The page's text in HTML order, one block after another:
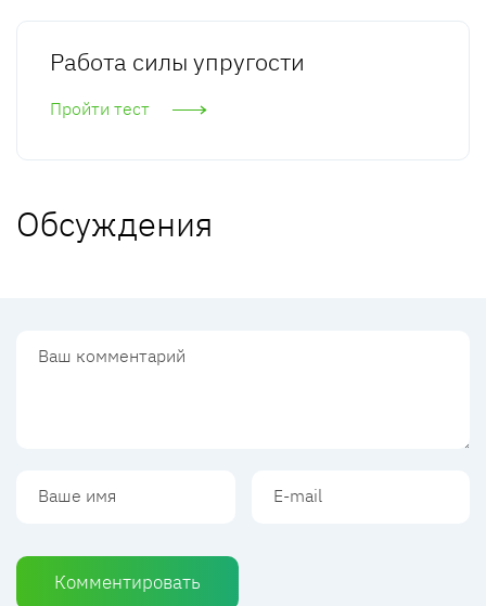
Работа силы упругости
Пройти тест
Обсуждения
Комментировать